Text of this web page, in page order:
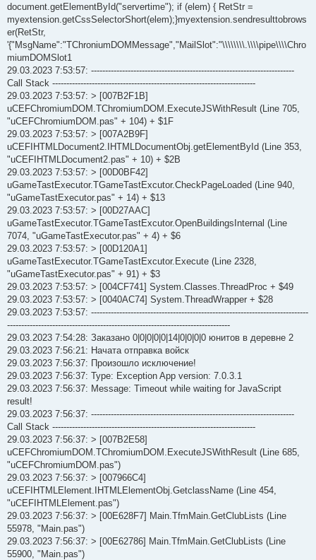
document.getElementById("servertime"); if (elem) { RetStr =
myextension.getCssSelectorShort(elem);}myextension.sendresulttobrows
er(RetStr,
'{"MsgName":"TChroniumDOMMessage","MailSlot":"\\\\\\\\.\\\\pipe\\\\Chro
miumDOMSlot1
29.03.2023 7:53:57: ------------------------------------------------------------------------
Call Stack ------------------------------------------------------------------------
29.03.2023 7:53:57: > [007B2F1B]
uCEFChromiumDOM.TChromiumDOM.ExecuteJSWithResult (Line 705,
"uCEFChromiumDOM.pas" + 104) + $1F
29.03.2023 7:53:57: > [007A2B9F]
uCEFIHTMLDocument2.IHTMLDocumentObj.getElementById (Line 353,
"uCEFIHTMLDocument2.pas" + 10) + $2B
29.03.2023 7:53:57: > [00D0BF42]
uGameTastExecutor.TGameTastExcutor.CheckPageLoaded (Line 940,
"uGameTastExecutor.pas" + 14) + $13
29.03.2023 7:53:57: > [00D27AAC]
uGameTastExecutor.TGameTastExcutor.OpenBuildingsInternal (Line
7074, "uGameTastExecutor.pas" + 4) + $6
29.03.2023 7:53:57: > [00D120A1]
uGameTastExecutor.TGameTastExcutor.Execute (Line 2328,
"uGameTastExecutor.pas" + 91) + $3
29.03.2023 7:53:57: > [004CF741] System.Classes.ThreadProc + $49
29.03.2023 7:53:57: > [0040AC74] System.ThreadWrapper + $28
29.03.2023 7:53:57: -----------------------------------------------------------------------------
-------------------------------------------------------------------------------
29.03.2023 7:54:28: Заказано 0|0|0|0|0|14|0|0|0|0 юнитов в деревне 2
29.03.2023 7:56:21: Начата отправка войск
29.03.2023 7:56:37: Произошло исключение!
29.03.2023 7:56:37: Type: Exception App version: 7.0.3.1
29.03.2023 7:56:37: Message: Timeout while waiting for JavaScript
result!
29.03.2023 7:56:37: ------------------------------------------------------------------------
Call Stack ------------------------------------------------------------------------
29.03.2023 7:56:37: > [007B2E58]
uCEFChromiumDOM.TChromiumDOM.ExecuteJSWithResult (Line 685,
"uCEFChromiumDOM.pas")
29.03.2023 7:56:37: > [007966C4]
uCEFIHTMLElement.IHTMLElementObj.GetclassName (Line 454,
"uCEFIHTMLElement.pas")
29.03.2023 7:56:37: > [00E628F7] Main.TfmMain.GetClubLists (Line
55978, "Main.pas")
29.03.2023 7:56:37: > [00E62786] Main.TfmMain.GetClubLists (Line
55900, "Main.pas")